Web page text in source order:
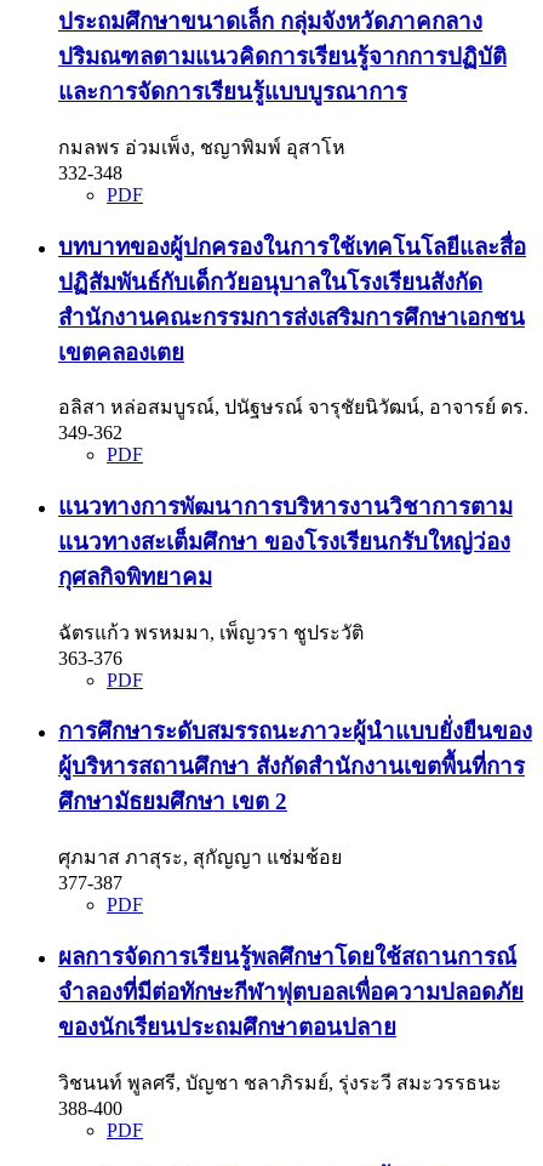
ประถมศึกษาขนาดเล็ก กลุ่มจังหวัดภาคกลาง
ปริมณฑลตามแนวคิดการเรียนรู้จากการปฏิบัติ
และการจัดการเรียนรู้แบบบูรณาการ
กมลพร อ่วมเพ็ง, ชญาพิมพ์ อุสาโห
332-348
PDF
บทบาทของผู้ปกครองในการใช้เทคโนโลยีและสื่อ
ปฏิสัมพันธ์กับเด็กวัยอนุบาลในโรงเรียนสังกัด
สำนักงานคณะกรรมการส่งเสริมการศึกษาเอกชน
เขตคลองเตย
อลิสา หล่อสมบูรณ์, ปนัฐษรณ์ จารุชัยนิวัฒน์, อาจารย์ ดร.
349-362
PDF
แนวทางการพัฒนาการบริหารงานวิชาการตาม
แนวทางสะเต็มศึกษา ของโรงเรียนกรับใหญ่ว่อง
กุศลกิจพิทยาคม
ฉัตรแก้ว พรหมมา, เพ็ญวรา ชูประวัติ
363-376
PDF
การศึกษาระดับสมรรถนะภาวะผู้นำแบบยั่งยืนของ
ผู้บริหารสถานศึกษา สังกัดสำนักงานเขตพื้นที่การ
ศึกษามัธยมศึกษา เขต 2
ศุภมาส ภาสุระ, สุกัญญา แช่มช้อย
377-387
PDF
ผลการจัดการเรียนรู้พลศึกษาโดยใช้สถานการณ์
จำลองที่มีต่อทักษะกีฬาฟุตบอลเพื่อความปลอดภัย
ของนักเรียนประถมศึกษาตอนปลาย
วิชนนท์ พูลศรี, บัญชา ชลาภิรมย์, รุ่งระวี สมะวรรธนะ
388-400
PDF